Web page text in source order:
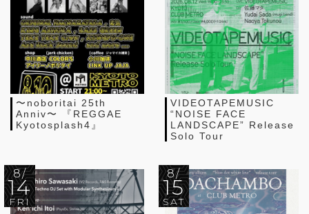
〜noboritai 25th
Anniv〜 『REGGAE
Kyotosplash4』
VIDEOTAPEMUSIC
“NOISE FACE
LANDSCAPE” Release
Solo Tour
8/
14
FRI
8/
15
SAT